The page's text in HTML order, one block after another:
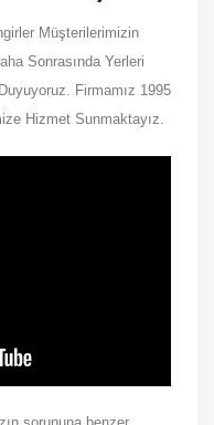
Müşterilerimizin
Sonrasında Yerleri
Firmamız 1995
Hizmet Sunmaktayız.